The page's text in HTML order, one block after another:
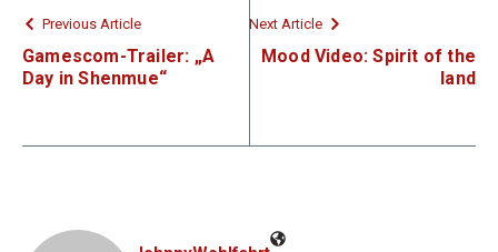
Previous Article
Gamescom-Trailer: „A
Day in Shenmue“
Next Article
Mood Video: Spirit of the
land